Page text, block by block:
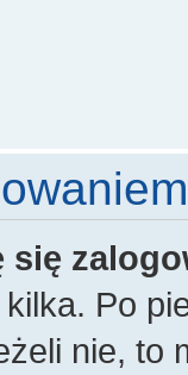
się
Po
nie, to